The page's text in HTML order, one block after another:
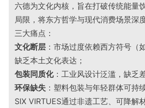
六德为文化内核，旨在打破传统能量
局限，将东方哲学与现代消费场景深
三大痛点：
文化断层 ：市场过度依赖西方符号（
缺乏本土文化表达；
包装同质化：工业风设计泛滥，缺乏
环保缺失 ：塑料包装与年轻群体可持
SIX VIRTUES通过非遗工艺、可降解